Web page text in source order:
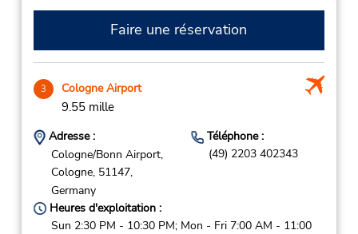
Faire une réservation
3 Cologne Airport
9.55 mille
Adresse :
Cologne/Bonn Airport,
Cologne, 51147,
Germany
Téléphone :
(49) 2203 402343
Heures d'exploitation :
Sun 2:30 PM - 10:30 PM; Mon - Fri 7:00 AM - 11:00